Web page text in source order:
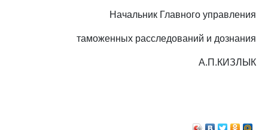
Начальник Главного управления
таможенных расследований и дознания
А.П.КИЗЛЫК